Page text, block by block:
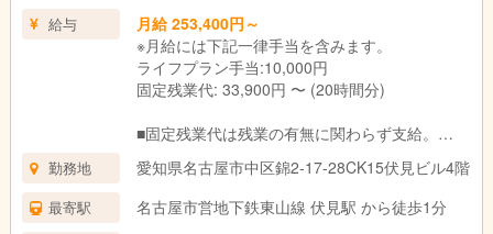
給与
月給 253,400円～
※月給には下記一律手当を含みます。
ライフプラン手当:10,000円
固定残業代: 33,900円 〜 (20時間分)
■固定残業代は残業の有無に関わらず支給。
上記の想定時間を超えた場合は、別途割増賃金
を支給いたします。
■試用期間3ヶ月あり。
期間中の待遇に変更はありません。
勤務地 愛知県名古屋市中区錦2-17-28CK15伏見ビル4階
最寄駅 名古屋市営地下鉄東山線 伏見駅 から徒歩1分